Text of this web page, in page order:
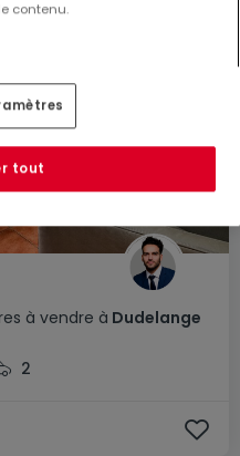
à vendre à Dudelange
2
contenu.
tout